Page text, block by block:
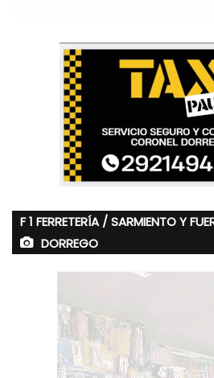
F 1 FERRETERÍA / SARMIENTO Y
DORREGO